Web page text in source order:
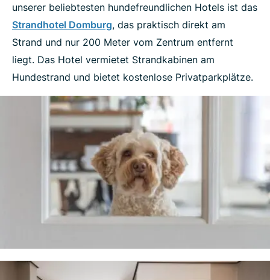
unserer beliebtesten hundefreundlichen Hotels ist das
Strandhotel Domburg, das praktisch direkt am
Strand und nur 200 Meter vom Zentrum entfernt
liegt. Das Hotel vermietet Strandkabinen am
Hundestrand und bietet kostenlose Privatparkplätze.